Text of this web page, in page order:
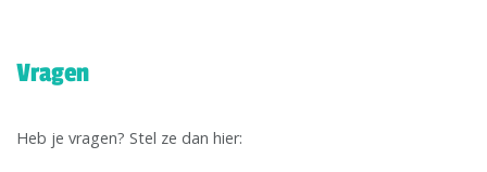
Vragen
Heb je vragen? Stel ze dan hier: